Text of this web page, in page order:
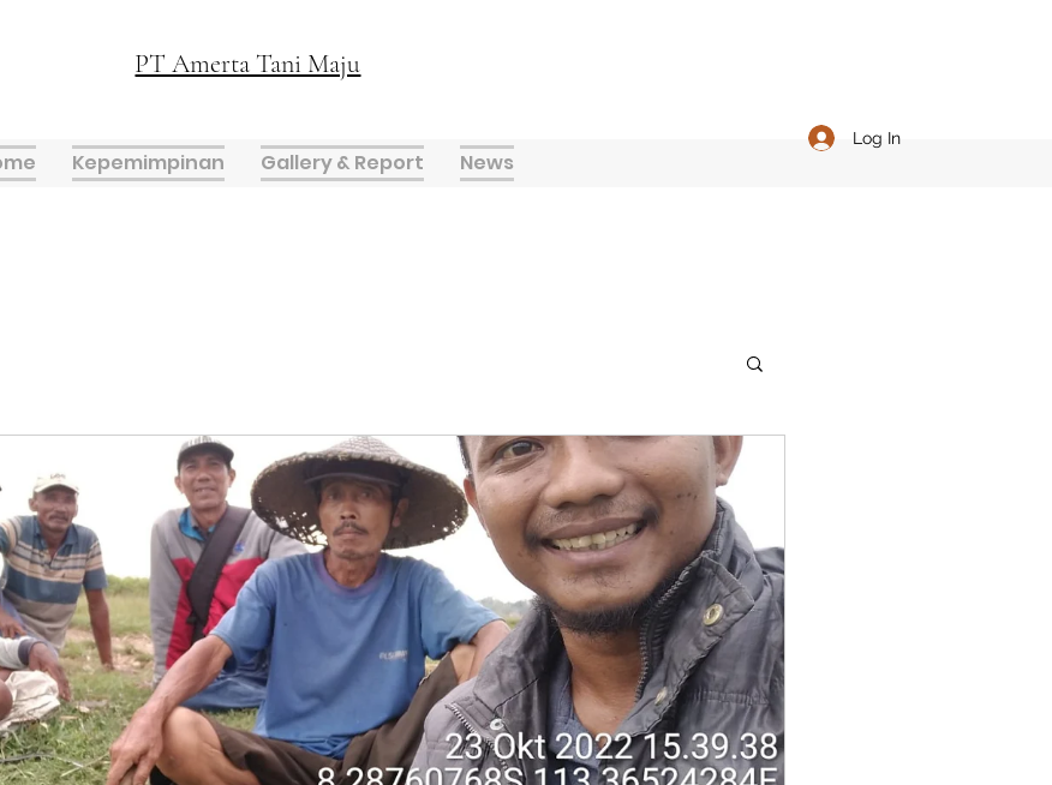
PT Amerta Tani Maju
Kepemimpinan Gallery & Report News
Log In